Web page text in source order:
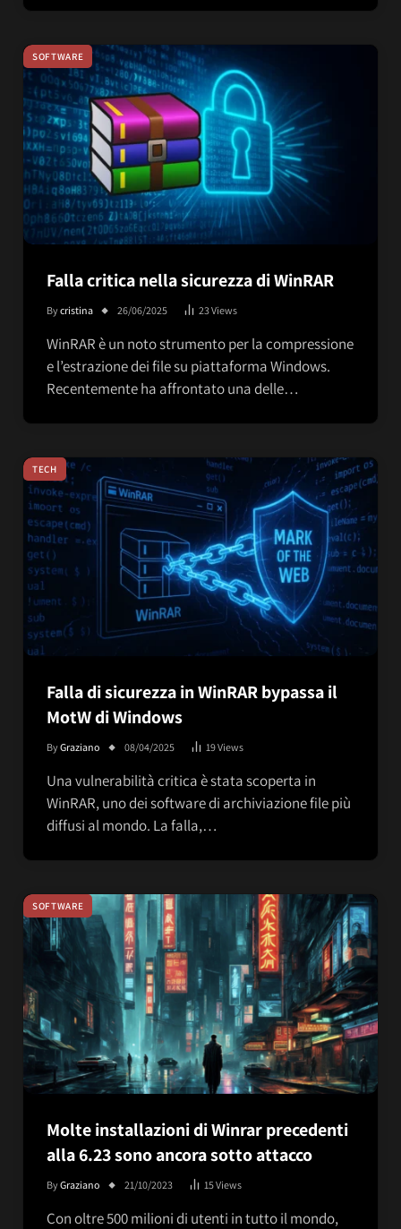
SOFTWARE
Falla critica nella sicurezza di WinRAR
Bycristina 26/06/2025 23Views
WinRAR è un noto strumento per la compressione
e l’estrazione dei file su piattaforma Windows.
Recentemente ha affrontato una delle…
TECH
Falla di sicurezza in WinRAR bypassa il
MotW di Windows
ByGraziano 08/04/2025 19Views
Una vulnerabilità critica è stata scoperta in
WinRAR, uno dei software di archiviazione file più
diffusi al mondo. La falla,…
SOFTWARE
Molte installazioni di Winrar precedenti
alla 6.23 sono ancora sotto attacco
ByGraziano 21/10/2023 15Views
Con oltre 500 milioni di utenti in tutto il mondo,